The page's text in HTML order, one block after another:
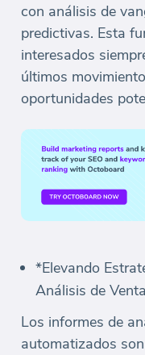
con análisis de
predictivas. Esta
interesados
últimos
oportunidades
*Elevando
Análisis de
Los informes de
automatizados